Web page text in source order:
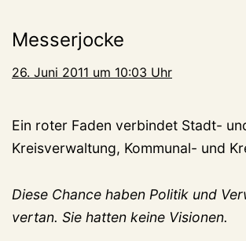
Messerjocke
26. Juni 2011 um 10:03 Uhr
Ein roter Faden verbindet Stadt-
Kreisverwaltung, Kommunal- und
Diese Chance haben Politik und
vertan. Sie hatten keine Visionen.